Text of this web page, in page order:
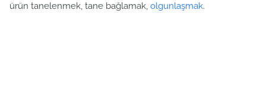
ürün tanelenmek, tane bağlamak, olgunlaşmak.